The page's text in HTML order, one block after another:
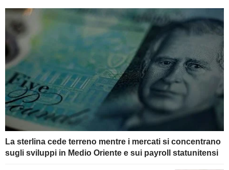
La sterlina cede terreno mentre i mercati si concentrano
sugli sviluppi in Medio Oriente e sui payroll statunitensi